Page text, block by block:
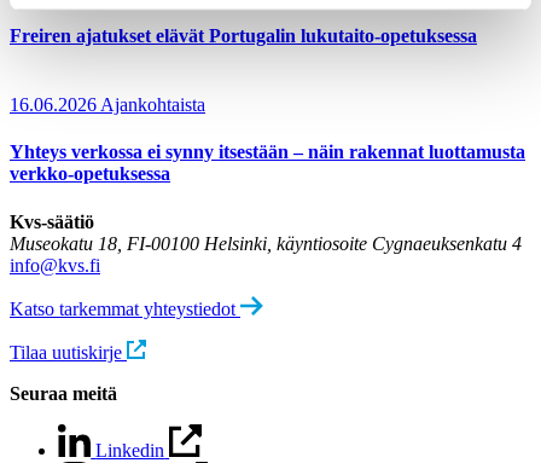
Freiren ajatukset elävät Portugalin lukutaito-opetuksessa
16.06.2026 Ajankohtaista
Yhteys verkossa ei synny itsestään – näin rakennat luottamusta
verkko-opetuksessa
Kvs-säätiö
Museokatu 18, FI-00100 Helsinki, käyntiosoite Cygnaeuksenkatu 4
info@kvs.fi
Katso tarkemmat yhteystiedot
Tilaa uutiskirje
Seuraa meitä
Linkedin